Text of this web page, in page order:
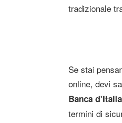
tradizionale
Se stai
online, devi
Banca d’Italia
termini di